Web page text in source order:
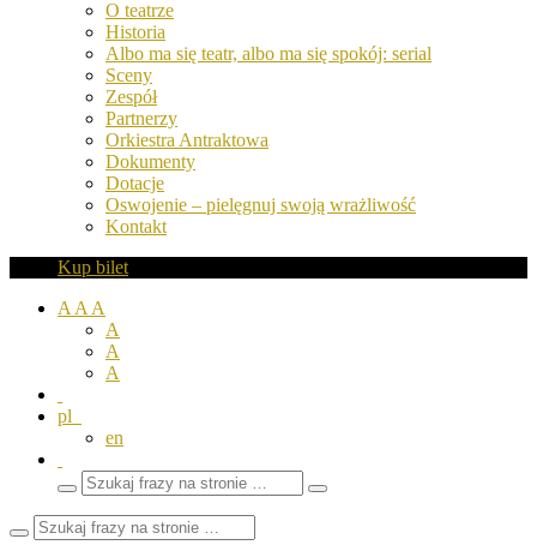
O teatrze
Historia
Albo ma się teatr, albo ma się spokój: serial
Sceny
Zespół
Partnerzy
Orkiestra Antraktowa
Dokumenty
Dotacje
Oswojenie – pielęgnuj swoją wrażliwość
Kontakt
Kup bilet
A A A
A
A
A
pl
en
Wyszukaj
frazy
Zamknij